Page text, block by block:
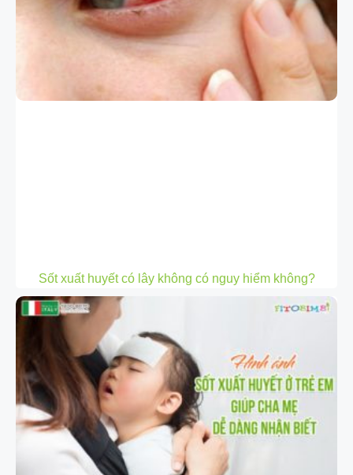
Sốt xuất huyết có lây không có nguy hiểm không?